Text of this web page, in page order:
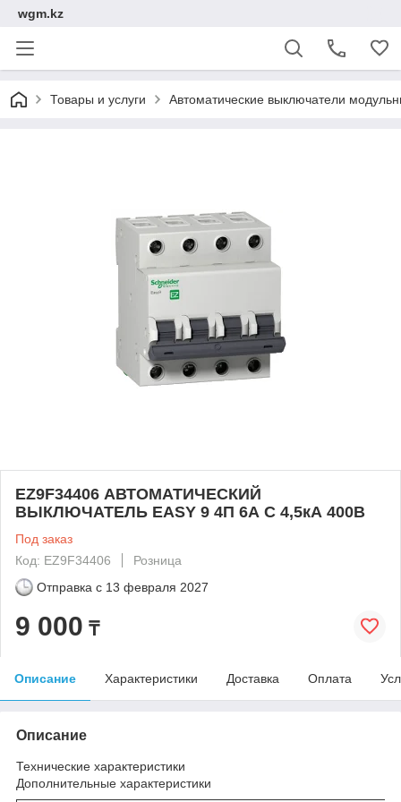
wgm.kz
Товары и услуги Автоматические выключатели
EZ9F34406 АВТОМАТИЧЕСКИЙ
ВЫКЛЮЧАТЕЛЬ EASY 9 4П 6А С 4,5кА 400В
Под заказ
Код: EZ9F34406
Розница
Отправка с 13 февраля 2027
9 000 ₸
Описание Характеристики Доставка Оплата
Описание
Технические характеристики
Дополнительные характеристики